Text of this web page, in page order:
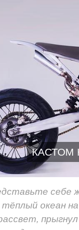
КАСТОМ
себе
тёплый океан